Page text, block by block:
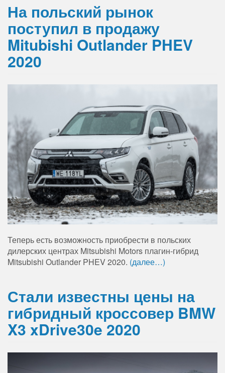
На польский рынок
поступил в продажу
Mitubishi Outlander PHEV
2020
Теперь есть возможность приобрести в польских
дилерских центрах Mitsubishi Motors плагин-гибрид
Mitsubishi Outlander PHEV 2020. (далее…)
Стали известны цены на
гибридный кроссовер BMW
X3 xDrive30e 2020